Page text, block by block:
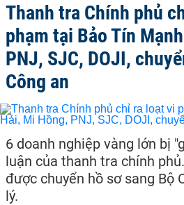
Thanh tra Chính phủ
phạm tại Bảo Tín
PNJ, SJC, DOJI,
Công an
6 doanh nghiệp vàng lớn bị
luận của thanh tra chính
được chuyển hồ sơ sang Bộ
lý.